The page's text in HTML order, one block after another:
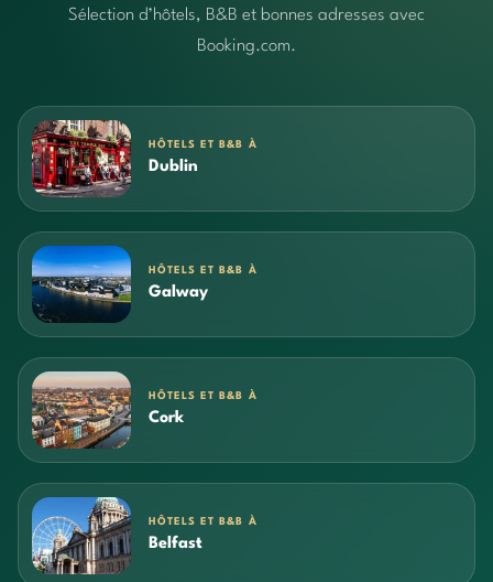
Sélection d’hôtels, B&B et bonnes adresses avec
Booking.com.
HÔTELS ET B&B À
Dublin
HÔTELS ET B&B À
Galway
HÔTELS ET B&B À
Cork
HÔTELS ET B&B À
Belfast